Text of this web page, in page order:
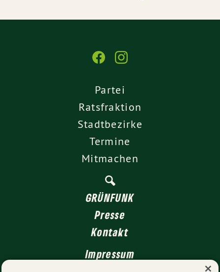
Partei
Ratsfraktion
Stadtbezirke
Termine
Mitmachen
GRÜNFUNK
Presse
Kontakt
Impressum